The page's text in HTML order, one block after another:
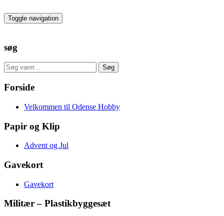
to
the
Toggle navigation
søg
Søg
efter:
Søg
Forside
Velkommen til Odense Hobby
Papir og Klip
Advent og Jul
Gavekort
Gavekort
Militær – Plastikbyggesæt